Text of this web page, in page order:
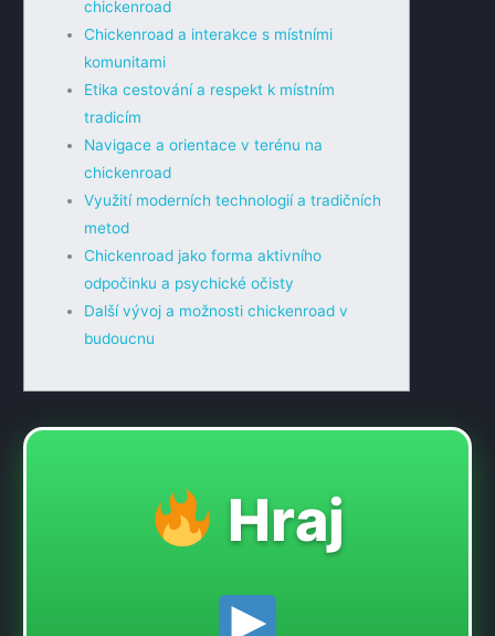
chickenroad
Chickenroad a interakce s místními
komunitami
Etika cestování a respekt k místním
tradicím
Navigace a orientace v terénu na
chickenroad
Využití moderních technologií a tradičních
metod
Chickenroad jako forma aktivního
odpočinku a psychické očisty
Další vývoj a možnosti chickenroad v
budoucnu
Hraj